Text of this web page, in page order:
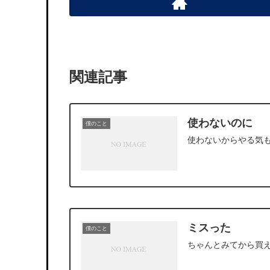
関連記事
僕のこと 使わないのに
使わないからやる気
僕のこと ミスった
ちゃんとみてから買